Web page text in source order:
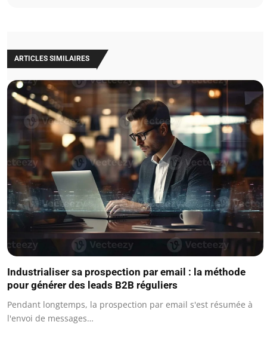
ARTICLES SIMILAIRES
Industrialiser sa prospection par email : la méthode
pour générer des leads B2B réguliers
Pendant longtemps, la prospection par email s'est résumée à
l'envoi de messages…